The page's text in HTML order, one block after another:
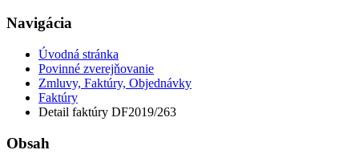
Navigácia
Úvodná stránka
Povinné zverejňovanie
Zmluvy, Faktúry, Objednávky
Faktúry
Detail faktúry DF2019/263
Obsah